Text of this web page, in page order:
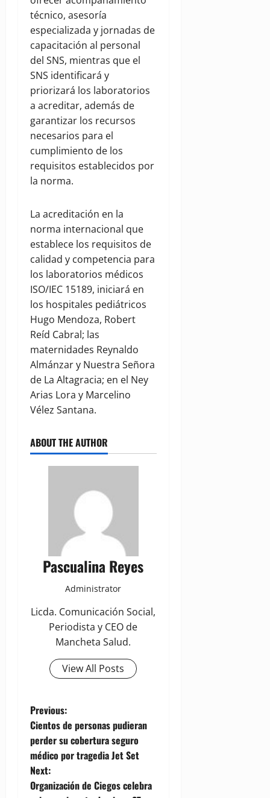
técnico, asesoría
especializada y jornadas de
capacitación al personal
del SNS, mientras que el
SNS identificará y
priorizará los laboratorios
a acreditar, además de
garantizar los recursos
necesarios para el
cumplimiento de los
requisitos establecidos por
la norma.
La acreditación en la
norma internacional que
establece los requisitos de
calidad y competencia para
los laboratorios médicos
ISO/IEC 15189, iniciará en
los hospitales pediátricos
Hugo Mendoza, Robert
Reíd Cabral; las
maternidades Reynaldo
Almánzar y Nuestra Señora
de La Altagracia; en el Ney
Arias Lora y Marcelino
Vélez Santana.
ABOUT THE AUTHOR
Pascualina Reyes
Administrator
Licda. Comunicación Social,
Periodista y CEO de
Mancheta Salud.
View All Posts
P
o
s
t
Previous:
Cientos de personas pudieran
perder su cobertura seguro
médico por tragedia Jet Set
Next:
Organización de Ciegos celebra